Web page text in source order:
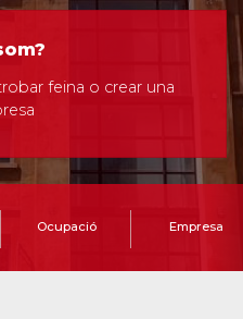
feina o crear una
Ocupació Empresa